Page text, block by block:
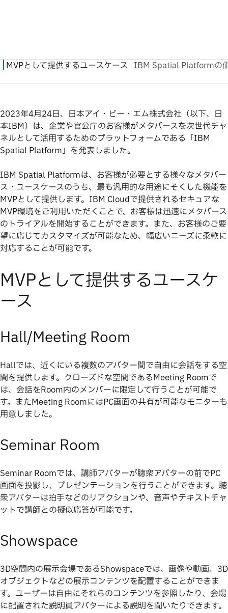
2023年4月24日、日本アイ・ビー・エム株式会社（以下、日
本IBM）は、企業や官公庁のお客様がメタバースを次世代チャ
ネルとして活用するためのプラットフォームである「IBM
Spatial Platform」を発表しました。
IBM Spatial Platformは、お客様が必要とする様々なメタバー
ス・ユースケースのうち、最も汎用的な用途にそくした機能を
MVPとして提供します。IBM Cloudで提供されるセキュアな
MVP環境をご利用いただくことで、お客様は迅速にメタバース
のトライアルを開始することができます。また、お客様のご要
望に応じてカスタマイズが可能なため、幅広いニーズに柔軟に
対応することが可能です。
MVPとして提供するユースケ
ース
Hall/Meeting Room
Hallでは、近くにいる複数のアバター間で自由に会話をする空
間を提供します。クローズドな空間であるMeeting Roomで
は、会話をRoom内のメンバーに限定して行うことが可能で
す。またMeeting RoomにはPC画面の共有が可能なモニターも
用意しました。
Seminar Room
Seminar Roomでは、講師アバターが聴衆アバターの前でPC
画面を投影し、プレゼンテーションを行うことができます。聴
衆アバターは拍手などのリアクションや、音声やテキストチャ
ットで講師との擬似応答が可能です。
Showspace
3D空間内の展示会場であるShowspaceでは、画像や動画、3D
オブジェクトなどの展示コンテンツを配置することができま
す。ユーザーは自由にそれらのコンテンツを参照したり、会場
に配置された説明員アバターによる説明を聞いたりできます。